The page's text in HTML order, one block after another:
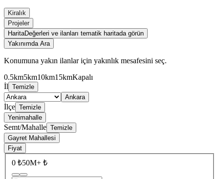
Kiralık
Projeler
HaritaDeğerleri ve ilanları tematik haritada görün
Yakınımda Ara
Konumuna yakın ilanlar için yakınlık mesafesini seç.
0.5km5km10km15kmKapalı
İl Temizle
Ankara
İlçe Temizle
Yenimahalle
Semt/Mahalle Temizle
Gayret Mahallesi
Fiyat
0 ₺50M+ ₺